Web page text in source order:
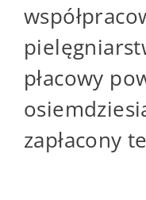
płacowy
zapłacony